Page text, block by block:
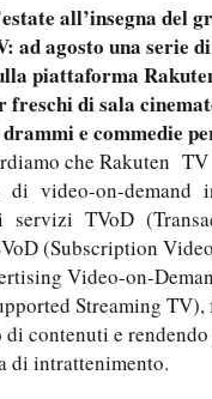
all’insegna del
ad agosto una serie
piattaforma
freschi di sala
e commedie
che Rakuten
di video-on-demand
servizi TVoD
(Subscription
Video-on-
Streaming
di contenuti e
di intrattenimento.